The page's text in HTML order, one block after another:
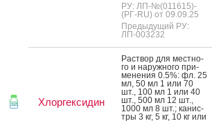
РУ: ЛП-№(011615)-
(РГ-RU) от 09.09.25
Предыдущий РУ:
ЛП-003232
Хлоргексидин
Рас­твор для мес­тно­
го и на­руж­но­го при­
мене­ния 0.5%: фл. 25
мл, 50 мл 1 или 70
шт., 100 мл 1 или 40
шт., 500 мл 12 шт.,
1000 мл 8 шт.; ка­нис­
тры 3 кг, 5 кг, 10 кг или